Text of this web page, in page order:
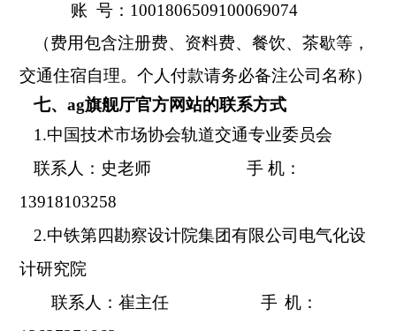
账 号： 1001806509100069074
（费用包含注册费、资料费、餐饮、茶歇等，
交通住宿自理。个人付款请务必备注公司名称）
七、ag旗舰厅官方网站的联系方式
1 .中国技术市场协会轨道交通专业委员会
联系人：史老师 手 机：
13918103258
2.中铁第四勘察设计院集团有限公司电气化设
计研究院
联系人：崔主任 手 机：